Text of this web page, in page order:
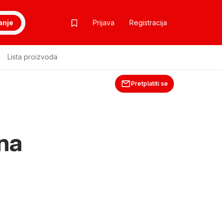
Prijava Registracija
Lista proizvoda
Pretplatiti se